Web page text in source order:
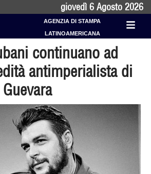
giovedì 6 Agosto 2026
AGENZIA DI STAMPA
LATINOAMERICANA
continuano ad
antimperialista di